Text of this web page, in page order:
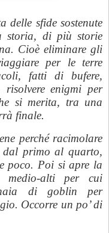
delle sfide sostenute
storia, di più storie
Cioè eliminare gli
per le terre
fatti di bufere,
enigmi per
si merita, tra una
finale.
perché racimolare
dal primo al quarto,
poco. Poi si apre la
medio-alti per cui
di goblin per
Occorre un po’ di